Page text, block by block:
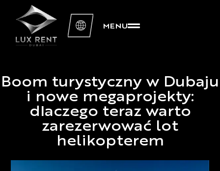
MENU
Boom turystyczny w Dubaju
i nowe megaprojekty:
dlaczego teraz warto
zarezerwować lot
helikopterem